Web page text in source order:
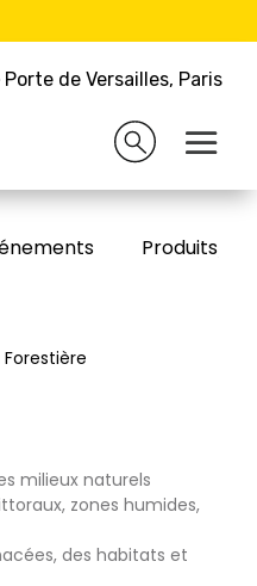
Porte de Versailles, Paris
Porte de Versailles, Paris
DEPOTS
Produits/
Forestière
milieux naturels
zones humides,
des habitats et